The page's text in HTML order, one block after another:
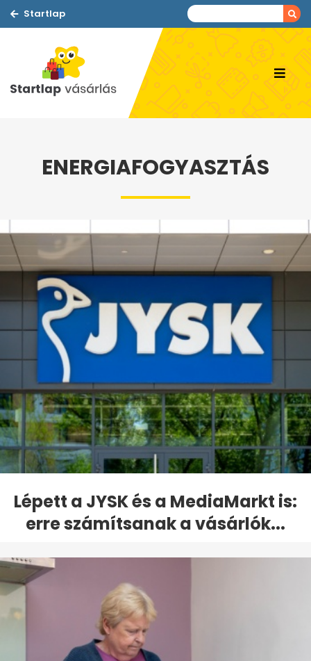
Startlap
ENERGIAFOGYASZTÁS
Lépett a JYSK és a MediaMarkt is:
erre számítsanak a vásárlók...